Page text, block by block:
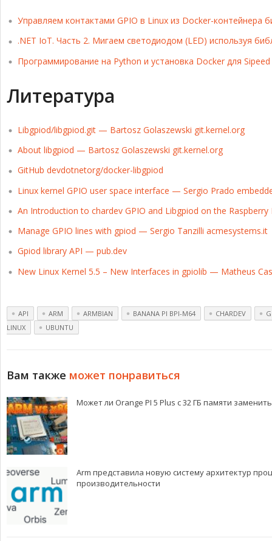
Управляем контактами GPIO в Linux из Docker-контейнера
.NET IoT. Часть 2. Мигаем светодиодом (LED) используя
Программирование на Python и установка Docker для Sipeed
Литература
Libgpiod/libgpiod.git — Bartosz Golaszewski git.kernel.org
About libgpiod — Bartosz Golaszewski git.kernel.org
GitHub devdotnetorg/docker-libgpiod
Linux kernel GPIO user space interface — Sergio Prado
An Introduction to chardev GPIO and Libgpiod on the
Manage GPIO lines with gpiod — Sergio Tanzilli acmesystems.it
Gpiod library API — pub.dev
New Linux Kernel 5.5 – New Interfaces in gpiolib — Matheus
API ARM ARMBIAN BANANA PI BPI-M64 CHARDEV
LINUX
UBUNTU
Вам также может понравиться
Может ли Orange PI 5 Plus с 32 ГБ памяти
Arm представила новую систему архитектур
производительности